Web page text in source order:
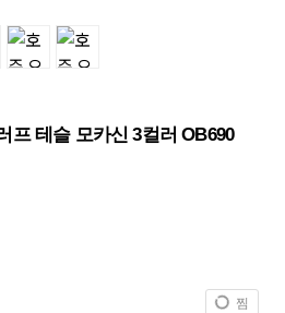
프 테슬 모카신 3컬러 OB690
찜